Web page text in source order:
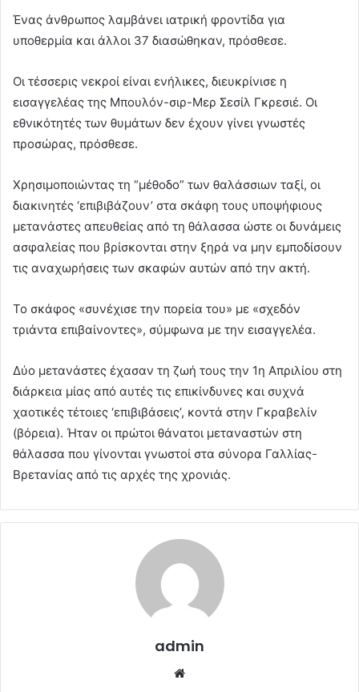
Ένας άνθρωπος λαμβάνει ιατρική φροντίδα για
υποθερμία και άλλοι 37 διασώθηκαν, πρόσθεσε.
Οι τέσσερις νεκροί είναι ενήλικες, διευκρίνισε η
εισαγγελέας της Μπουλόν-σιρ-Μερ Σεσίλ Γκρεσιέ. Οι
εθνικότητές των θυμάτων δεν έχουν γίνει γνωστές
προσώρας, πρόσθεσε.
Χρησιμοποιώντας τη “μέθοδο” των θαλάσσιων ταξί, οι
διακινητές ‘επιβιβάζουν’ στα σκάφη τους υποψήφιους
μετανάστες απευθείας από τη θάλασσα ώστε οι δυνάμεις
ασφαλείας που βρίσκονται στην ξηρά να μην εμποδίσουν
τις αναχωρήσεις των σκαφών αυτών από την ακτή.
Το σκάφος «συνέχισε την πορεία του» με «σχεδόν
τριάντα επιβαίνοντες», σύμφωνα με την εισαγγελέα.
Δύο μετανάστες έχασαν τη ζωή τους την 1η Απριλίου στη
διάρκεια μίας από αυτές τις επικίνδυνες και συχνά
χαοτικές τέτοιες ‘επιβιβάσεις’, κοντά στην Γκραβελίν
(βόρεια). Ήταν οι πρώτοι θάνατοι μεταναστών στη
θάλασσα που γίνονται γνωστοί στα σύνορα Γαλλίας-
Βρετανίας από τις αρχές της χρονιάς.
admin